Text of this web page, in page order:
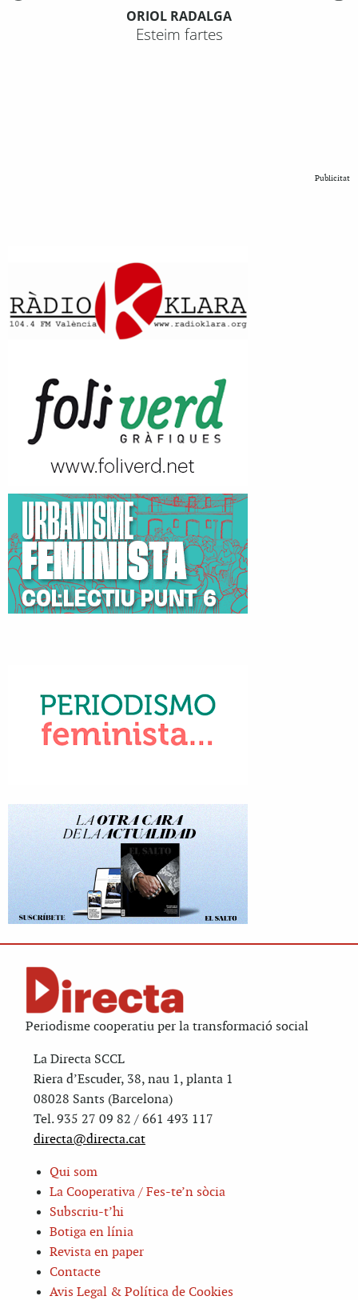
ORIOL RADALGA
Esteim fartes
Publicitat
Periodisme cooperatiu per la transformació social
La Directa SCCL
Riera d’Escuder, 38, nau 1, planta 1
08028 Sants (Barcelona)
Tel. 935 27 09 82 / 661 493 117
directa@directa.cat
Qui som
La Cooperativa / Fes-te’n sòcia
Subscriu-t’hi
Botiga en línia
Revista en paper
Contacte
Avis Legal & Política de Cookies